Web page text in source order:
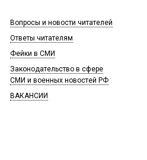
Вопросы и новости читателей
Ответы читателям
Фейки в СМИ
Законодательство в сфере
СМИ и военных новостей РФ
ВАКАНСИИ